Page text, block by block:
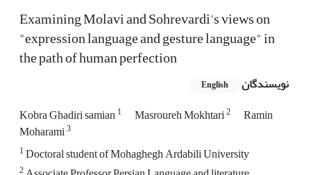
Examining Molavi and Sohrevardi's views on
"expression language and gesture language" in
the path of human perfection
نویسندگان English
Kobra Ghadiri samian1 Masroureh Mokhtari2
Ramin
Moharami3
1Doctoral student of Mohaghegh Ardabili University
2